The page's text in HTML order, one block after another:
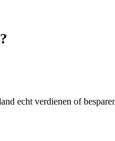
echt verdienen of